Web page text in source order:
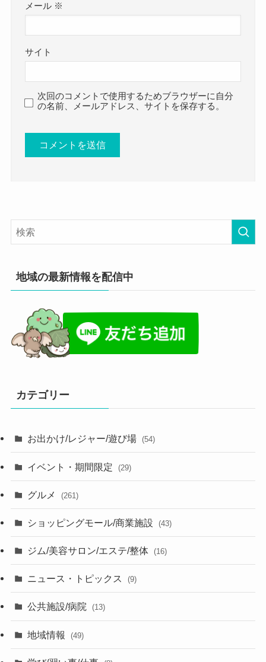
メール ※
サイト
次回のコメントで使用するためブラウザーに自分
の名前、メールアドレス、サイトを保存する。
地域の最新情報を配信中
カテゴリー
お出かけ/レジャー/遊び場 (54)
イベント・期間限定 (29)
グルメ (261)
ショッピングモール/商業施設 (43)
ジム/美容サロン/エステ/整体 (16)
ニュース・トピックス (9)
公共施設/病院 (13)
地域情報 (49)